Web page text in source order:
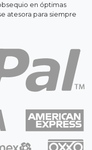
en óptimas
atesora para siempre